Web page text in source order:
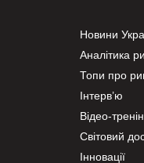
Новини
Аналітика
Топи про
Інтерв’ю
Відео-
Світовий
Інновації